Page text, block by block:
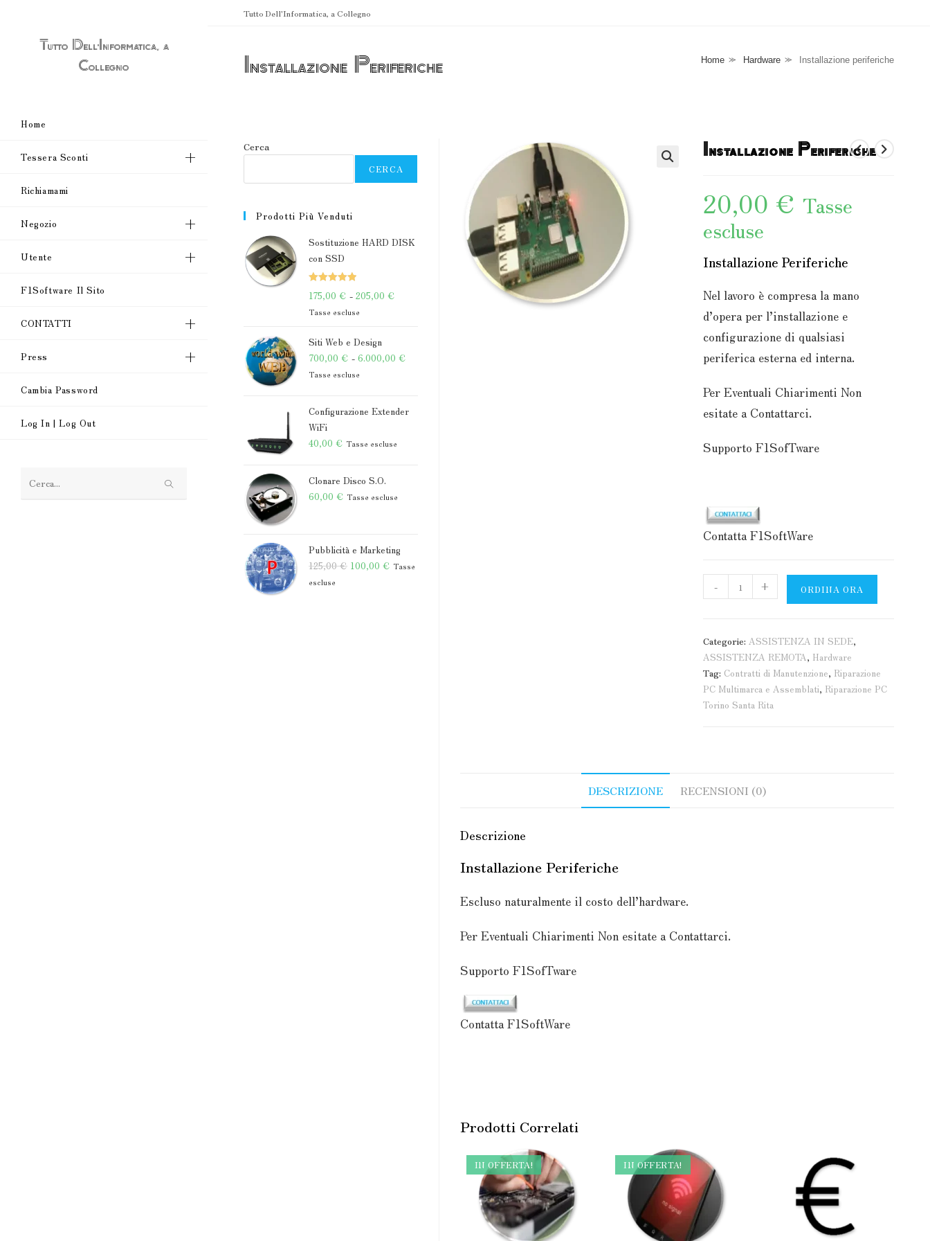
Tutto Dell'Informatica, a Collegno
Tutto Dell'Informatica, a
Collegno
Home
Tessera Sconti
Richiamami
Negozio
Utente
F1Software Il Sito
CONTATTI
Press
Cambia Password
Log In | Log Out
Installazione Periferiche Home ⪼ Hardware ⪼ Installazione periferiche
Installazione Periferiche
20,00 € Tasse
escluse
Installazione Periferiche
Nel lavoro è compresa la mano
d’opera per l’installazione e
configurazione di qualsiasi
periferica esterna ed interna.
Per Eventuali Chiarimenti Non
esitate a Contattarci.
Supporto F1SofTware
Contatta F1SoftWare
Installazione
periferiche
- + ORDINA ORA
Categorie:ASSISTENZA IN SEDE,
ASSISTENZA REMOTA, Hardware
Tag: Contratti di Manutenzione, Riparazione
PC Multimarca e Assemblati, Riparazione PC
Torino Santa Rita
DESCRIZIONE RECENSIONI (0)
Descrizione
Installazione Periferiche
Escluso naturalmente il costo dell’hardware.
Per Eventuali Chiarimenti Non esitate a Contattarci.
Supporto F1SofTware
Contatta F1SoftWare
Prodotti Correlati
IN OFFERTA! IN OFFERTA!
Cerca
CERCA
Prodotti Più Venduti
Sostituzione HARD DISK
con SSD
175,00€ - 205,00€
175,00 €
Tasse escluse
Siti Web e Design
700,00€ - 6.000,00€
da
Tasse escluse
Configurazione Extender
WiFi
40,00€ Tasse escluse
Clonare Disco S.O.
60,00€ Tasse escluse
Pubblicità e Marketing
125,00€ Il
100,00€ IlTasse
escluse